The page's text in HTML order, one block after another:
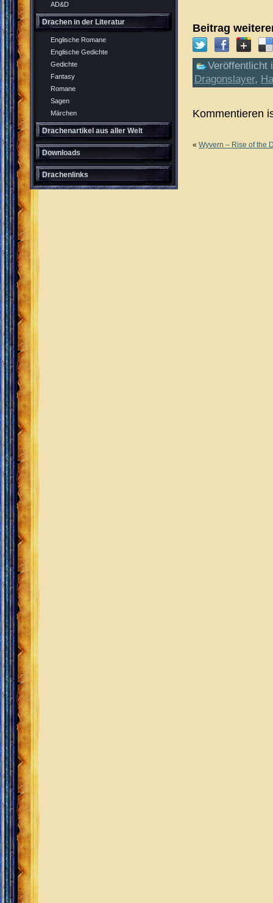
AD&D
Drachen in der Literatur
Englische Romane
Englische Gedichte
Gedichte
Fantasy
Romane
Sagen
Märchen
Drachenartikel aus aller Welt
Downloads
Drachenlinks
Beitrag
Veröffentlicht
Dragonslayer,
Kommentieren
« Wyvern – Rise of the